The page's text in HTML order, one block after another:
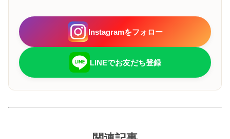
Instagramをフォロー
LINEでお友だち登録